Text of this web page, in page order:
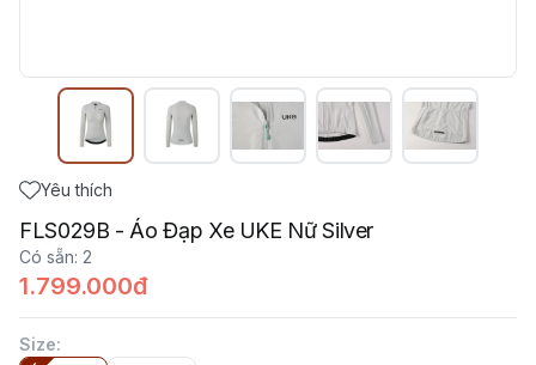
Yêu thích
FLS029B - Áo Đạp Xe UKE Nữ Silver
Có sẵn: 2
1.799.000đ
Size: